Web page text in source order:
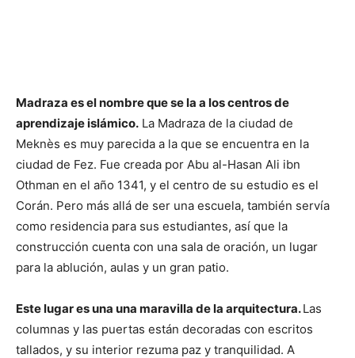
Madraza es el nombre que se la a los centros de
aprendizaje islámico. La Madraza de la ciudad de
Meknès es muy parecida a la que se encuentra en la
ciudad de Fez. Fue creada por Abu al-Hasan Ali ibn
Othman en el año 1341, y el centro de su estudio es el
Corán. Pero más allá de ser una escuela, también servía
como residencia para sus estudiantes, así que la
construcción cuenta con una sala de oración, un lugar
para la ablución, aulas y un gran patio.
Este lugar es una una maravilla de la arquitectura. Las
columnas y las puertas están decoradas con escritos
tallados, y su interior rezuma paz y tranquilidad. A